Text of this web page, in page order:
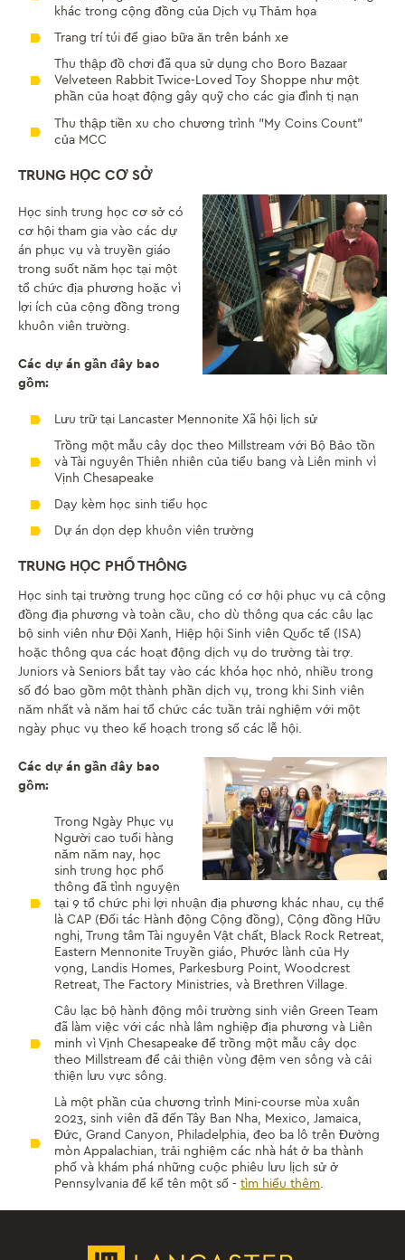
khác trong cộng đồng của Dịch vụ Thảm họa
Trang trí túi để giao bữa ăn trên bánh xe
Thu thập đồ chơi đã qua sử dụng cho Boro Bazaar
Velveteen Rabbit Twice-Loved Toy Shoppe như một
phần của hoạt động gây quỹ cho các gia đình tị nạn
Thu thập tiền xu cho chương trình "My Coins Count"
của MCC
TRUNG HỌC CƠ SỞ
Học sinh trung học cơ sở có
cơ hội tham gia vào các dự
án phục vụ và truyền giáo
trong suốt năm học tại một
tổ chức địa phương hoặc vì
lợi ích của cộng đồng trong
khuôn viên trường.
Các dự án gần đây bao
gồm:
Lưu trữ tại Lancaster Mennonite Xã hội lịch sử
Trồng một mẫu cây dọc theo Millstream với Bộ Bảo tồn
và Tài nguyên Thiên nhiên của tiểu bang và Liên minh vì
Vịnh Chesapeake
Dạy kèm học sinh tiểu học
Dự án dọn dẹp khuôn viên trường
TRUNG HỌC PHỔ THÔNG
Học sinh tại trường trung học cũng có cơ hội phục vụ cả cộng
đồng địa phương và toàn cầu, cho dù thông qua các câu lạc
bộ sinh viên như Đội Xanh, Hiệp hội Sinh viên Quốc tế (ISA)
hoặc thông qua các hoạt động dịch vụ do trường tài trợ.
Juniors và Seniors bắt tay vào các khóa học nhỏ, nhiều trong
số đó bao gồm một thành phần dịch vụ, trong khi Sinh viên
năm nhất và năm hai tổ chức các tuần trải nghiệm với một
ngày phục vụ theo kế hoạch trong số các lễ hội.
Các dự án gần đây bao
gồm:
Trong Ngày Phục vụ
Người cao tuổi hàng
năm năm nay, học
sinh trung học phổ
thông đã tình nguyện
tại 9 tổ chức phi lợi nhuận địa phương khác nhau, cụ thể
là CAP (Đối tác Hành động Cộng đồng), Cộng đồng Hữu
nghị, Trung tâm Tài nguyên Vật chất, Black Rock Retreat,
Eastern Mennonite Truyền giáo, Phước lành của Hy
vọng, Landis Homes, Parkesburg Point, Woodcrest
Retreat, The Factory Ministries, và Brethren Village.
Câu lạc bộ hành động môi trường sinh viên Green Team
đã làm việc với các nhà lâm nghiệp địa phương và Liên
minh vì Vịnh Chesapeake để trồng một mẫu cây dọc
theo Millstream để cải thiện vùng đệm ven sông và cải
thiện lưu vực sông.
Là một phần của chương trình Mini-course mùa xuân
2023, sinh viên đã đến Tây Ban Nha, Mexico, Jamaica,
Đức, Grand Canyon, Philadelphia, đeo ba lô trên Đường
mòn Appalachian, trải nghiệm các nhà hát ở ba thành
phố và khám phá những cuộc phiêu lưu lịch sử ở
Pennsylvania để kể tên một số -tìm hiểu thêm.